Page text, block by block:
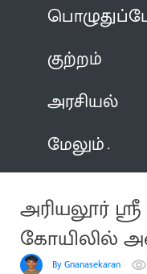
குற்றம்
அரசியல்
மேலும்
அரியலூர்
கோயிலில்
By Gnanasekaran